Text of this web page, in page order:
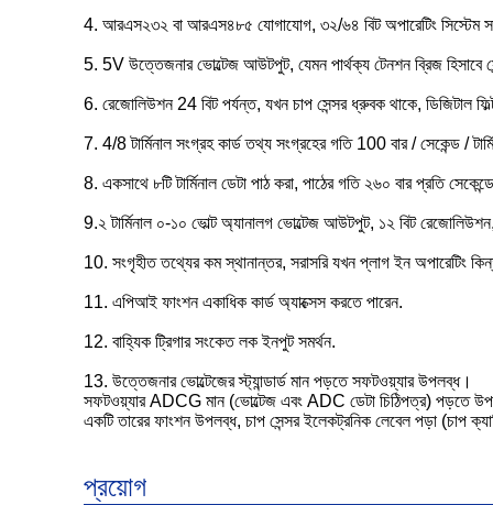
4. আরএস২৩২ বা আরএস৪৮৫ যোগাযোগ, ৩২/৬৪ বিট অপারেটিং সিস্টেম
5. 5V উত্তেজনার ভোল্টেজ আউটপুট, যেমন পার্থক্য টেনশন ব্রিজ
6. রেজোলিউশন 24 বিট পর্যন্ত, যখন চাপ সেন্সর ধ্রুবক থাকে,
7. 4/8 টার্মিনাল সংগ্রহ কার্ড তথ্য সংগ্রহের গতি 100 বার / সেকেন্ড /
8. একসাথে ৮টি টার্মিনাল ডেটা পাঠ করা, পাঠের গতি ২৬০ বার প্রতি
9.২ টার্মিনাল ০-১০ ভোল্ট অ্যানালগ ভোল্টেজ আউটপুট, ১২ বিট
10. সংগৃহীত তথ্যের কম স্থানান্তর, সরাসরি যখন প্লাগ ইন
11. এপিআই ফাংশন একাধিক কার্ড অ্যাক্সেস করতে পারেন.
12. বাহ্যিক ট্রিগার সংকেত লক ইনপুট সমর্থন.
13. উত্তেজনার ভোল্টেজের স্ট্যান্ডার্ড মান পড়তে সফটওয়্যার উপলব্ধ।
সফটওয়্যার ADCG মান (ভোল্টেজ এবং ADC ডেটা চিঠিপত্র) পড়তে
একটি তারের ফাংশন উপলব্ধ, চাপ সেন্সর ইলেকট্রনিক লেবেল পড়া (চাপ
প্রয়োগ